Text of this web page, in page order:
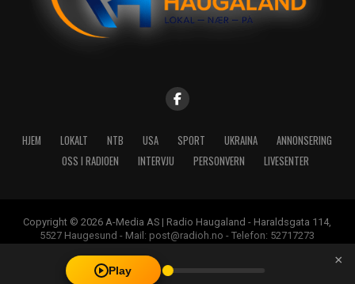
HJEM LOKALT NTB USA SPORT UKRAINA
ANNONSERING
OSS I RADIOEN
INTERVJU PERSONVERN LIVESENTER
Copyright © 2026 A-Media AS | Radio Haugaland - Haraldsgata 114,
5527 Haugesund - Mail: post@radioh.no - Telefon: 52717273
Play
×